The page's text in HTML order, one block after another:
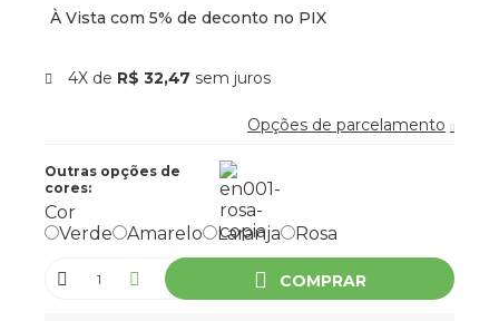
4X de R$ 32,47 sem juros
Opções de parcelamento
Outras opções de
cores:
Cor
Verde
Amarelo Laranja Rosa
COMPRAR